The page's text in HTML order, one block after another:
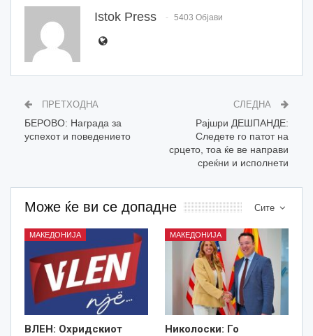
Istok Press 5403 Објави
ПРЕТХОДНА
БЕРОВО: Награда за
успехот и поведението
СЛЕДНА
Рајшри ДЕШПАНДЕ:
Следете го патот на
срцето, тоа ќе ве направи
среќни и исполнети
Сите
Може ќе ви се допадне
МАКЕДОНИЈА
ВЛЕН: Охридскиот
МАКЕДОНИЈА
Николоски: Го